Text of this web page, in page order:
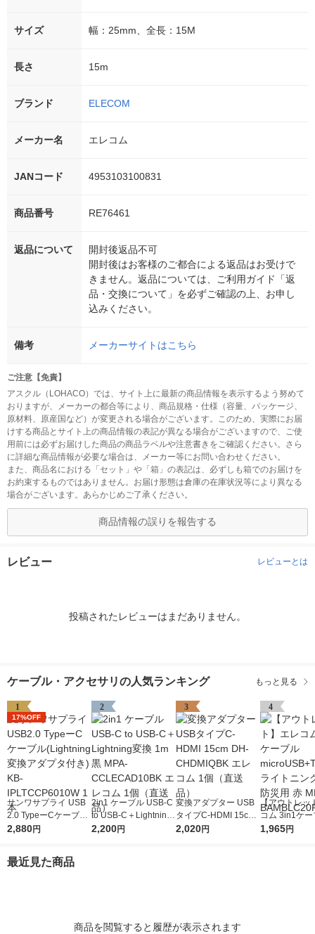
サイズ 幅：25mm、全長：15M
長さ 15m
ブランド ELECOM
メーカー名 エレコム
JANコード 4953103100831
商品番号 RE76461
返品について
開封後返品不可
開封後はお客様のご都合による返品はお受けで
きません。返品については、ご利用ガイド「返
品・交換について」を必ずご確認の上、お申し
込みください。
備考 メーカーサイトはこちら
ご注意【免責】
アスクル（LOHACO）では、サイト上に最新の商品情報を表示するよう努めて
おりますが、メーカーの都合等により、商品規格・仕様（容量、パッケージ、
原材料、原産国など）が変更される場合がございます。このため、実際にお届
けする商品とサイト上の商品情報の表記が異なる場合がございますので、ご使
用前には必ずお届けした商品の商品ラベルや注意書きをご確認ください。さら
に詳細な商品情報が必要な場合は、メーカー等にお問い合わせください。
また、商品名における「セット」や「箱」の表記は、必ずしも箱でのお届けを
お約束するものではありません。お届け形態は倉庫の在庫状況等により異なる
場合がございます。あらかじめご了承ください。
商品情報の誤りを報告する
レビュー レビューとは
投稿されたレビューはまだありません。
ケーブル・アクセサリの人気ランキング もっと見る
1
17%OFF
サンワサプライ USB
2.0 TypeーCケーブル
(Lightning変換アダプ
2,880円
2
2in1 ケーブル USB-C
to USB-C＋Lightning
変換 1m 黒 MPA-CCL
2,200円
3
変換アダプター USB
タイプC-HDMI 15cm
DH-CHDMIQBK エレ
2,020円
4
【アウトレッ
コム 3in1ケー
1,965円
最近見た商品
商品を閲覧すると履歴が表示されます